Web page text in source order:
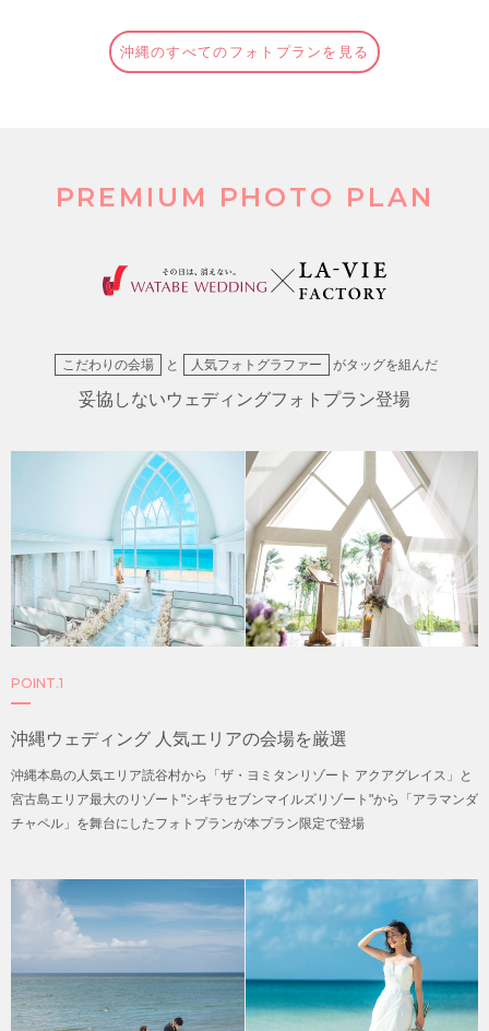
沖縄のすべてのフォトプランを見る
PREMIUM PHOTO PLAN
こだわりの会場 と 人気フォトグラファー がタッグを組んだ
妥協しないウェディングフォトプラン登場
POINT.1
沖縄ウェディング 人気エリアの会場を厳選
沖縄本島の人気エリア読谷村から「ザ・ヨミタンリゾート アクアグレイス」と
宮古島エリア最大のリゾート"シギラセブンマイルズリゾート"から「アラマンダ
チャペル」を舞台にしたフォトプランが本プラン限定で登場